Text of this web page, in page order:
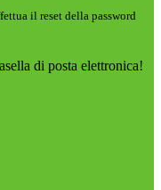
il reset della password
di posta elettronica!